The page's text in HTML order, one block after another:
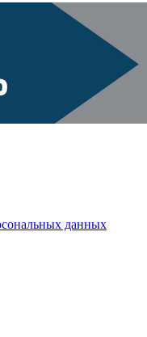
данных